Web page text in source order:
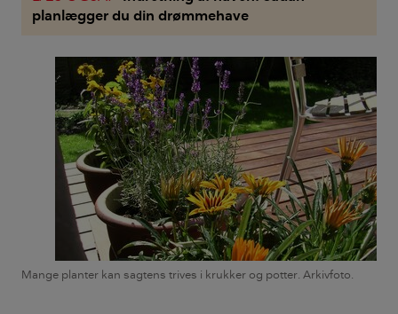
planlægger du din drømmehave
Mange planter kan sagtens trives i krukker og potter. Arkivfoto.